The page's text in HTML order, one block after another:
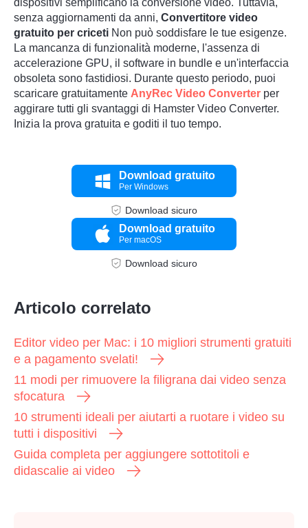
dispositivi semplificano la conversione video. Tuttavia,
senza aggiornamenti da anni, Convertitore video
gratuito per criceti Non può soddisfare le tue esigenze.
La mancanza di funzionalità moderne, l'assenza di
accelerazione GPU, il software in bundle e un'interfaccia
obsoleta sono fastidiosi. Durante questo periodo, puoi
scaricare gratuitamente AnyRec Video Converter per
aggirare tutti gli svantaggi di Hamster Video Converter.
Inizia la prova gratuita e goditi il tuo tempo.
Download gratuito
Per Windows
Download sicuro
Download gratuito
Per macOS
Download sicuro
Articolo correlato
Editor video per Mac: i 10 migliori strumenti gratuiti
e a pagamento svelati!
11 modi per rimuovere la filigrana dai video senza
sfocatura
10 strumenti ideali per aiutarti a ruotare i video su
tutti i dispositivi
Guida completa per aggiungere sottotitoli e
didascalie ai video